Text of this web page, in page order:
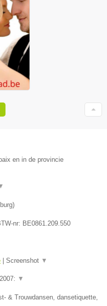
en in de provincie
)
nr: BE0861.209.550
| Screenshot ▼
▼
& Trouwdansen, dansetiquette,